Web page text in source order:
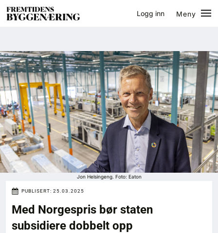
Logg inn
Meny
Eventer
Prosjekter
Bygg-guiden
Logg inn
Bygg
Bærekraft
Jon Helsingeng. Foto: Eaton
PUBLISERT: 25.03.2025
Med Norgespris bør staten
subsidiere dobbelt opp